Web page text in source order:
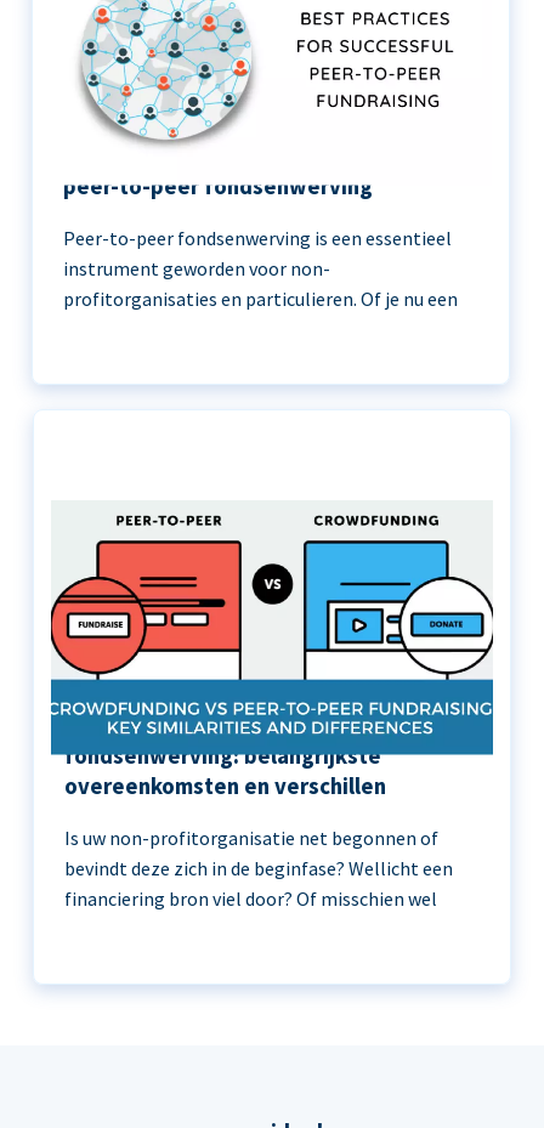
11 beste praktijken voor succesvolle
peer-to-peer fondsenwerving
Peer-to-peer fondsenwerving is een essentieel
instrument geworden voor non-
profitorganisaties en particulieren. Of je nu een
Crowdfunding versus peer-to-peer
fondsenwerving: belangrijkste
overeenkomsten en verschillen
Is uw non-profitorganisatie net begonnen of
bevindt deze zich in de beginfase? Wellicht een
financiering bron viel door? Of misschien wel